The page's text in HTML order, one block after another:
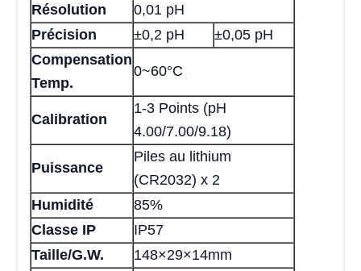
Résolution
0,01 pH
Précision
±0,2 pH
±0,05 pH
Compensation
Temp.
0~60°C
Calibration
1-3 Points (pH
4.00/7.00/9.18)
Puissance
Piles au lithium
(CR2032) x 2
Humidité
85%
Classe IP
IP57
Taille/G.W.
148×29×14mm